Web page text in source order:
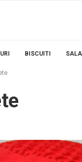
BISCUITI